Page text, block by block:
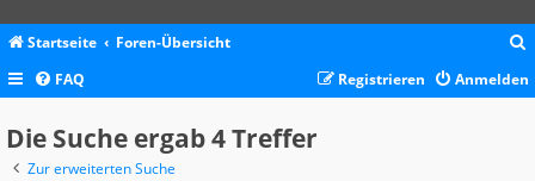
Startseite Foren-Übersicht
c
FAQ Anmelden
Registrieren
Die Suche ergab 4 Treffer
Zur erweiterten Suche